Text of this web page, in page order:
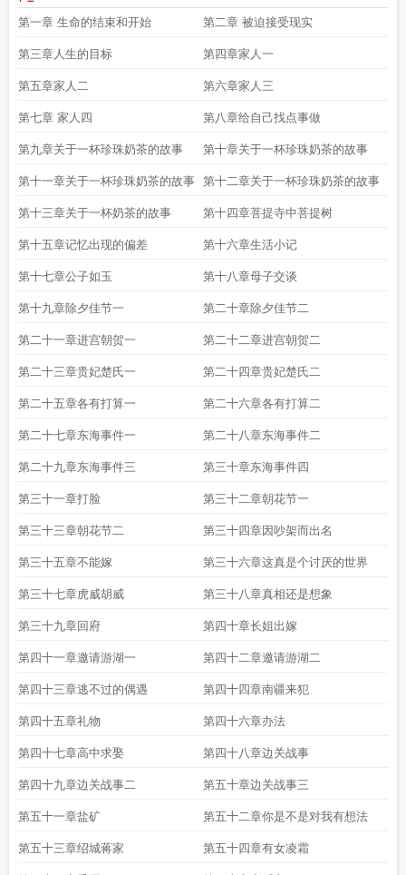
第一章 生命的结束和开始 第二章 被迫接受现实
第三章人生的目标 第四章家人一
第五章家人二 第六章家人三
第七章 家人四 第八章给自己找点事做
第九章关于一杯珍珠奶茶的故事 第十章关于一杯珍珠奶茶的故事
第十一章关于一杯珍珠奶茶的故事 第十二章关于一杯珍珠奶茶的故事
第十三章关于一杯奶茶的故事 第十四章菩提寺中菩提树
第十五章记忆出现的偏差 第十六章生活小记
第十七章公子如玉 第十八章母子交谈
第十九章除夕佳节一 第二十章除夕佳节二
第二十一章进宫朝贺一 第二十二章进宫朝贺二
第二十三章贵妃楚氏一 第二十四章贵妃楚氏二
第二十五章各有打算一 第二十六章各有打算二
第二十七章东海事件一 第二十八章东海事件二
第二十九章东海事件三 第三十章东海事件四
第三十一章打脸 第三十二章朝花节一
第三十三章朝花节二 第三十四章因吵架而出名
第三十五章不能嫁 第三十六章这真是个讨厌的世界
第三十七章虎威胡威 第三十八章真相还是想象
第三十九章回府 第四十章长姐出嫁
第四十一章邀请游湖一 第四十二章邀请游湖二
第四十三章逃不过的偶遇 第四十四章南疆来犯
第四十五章礼物 第四十六章办法
第四十七章高中求娶 第四十八章边关战事
第四十九章边关战事二 第五十章边关战事三
第五十一章盐矿 第五十二章你是不是对我有想法
第五十三章绍城蒋家 第五十四章有女凌霜